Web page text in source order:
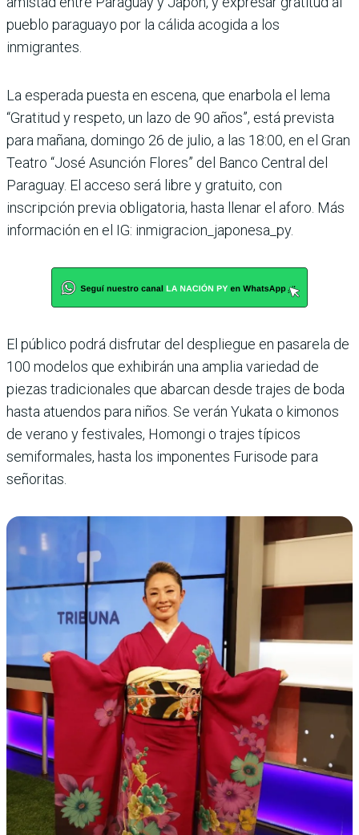
pueblo para­guayo por la cálida acogida a los
inmigrantes.
La esperada puesta en escena, que enarbola el lema
“Gra­titud y respeto, un lazo de 90 años”, está prevista
para mañana, domingo 26 de julio, a las 18:00, en el Gran
Tea­tro “José Asunción Flores” del Banco Central del
Para­guay. El acceso será libre y gratuito, con
inscripción pre­via obligatoria, hasta llenar el aforo. Más
información en el IG: inmigracion_japonesa_py.
El público podrá disfrutar del des­pliegue en pasa­rela de
100 mode­los que exhibirán una amplia varie­dad de
piezas tradi­cionales que abar­can desde trajes de boda
hasta atuen­dos para niños. Se verán Yukata o kimonos
de verano y festivales, Homongi o trajes típicos
semiformales, hasta los imponentes Furisode para
señoritas.